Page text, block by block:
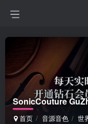
SonicCouture
首页 音源音色 世